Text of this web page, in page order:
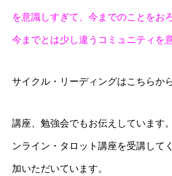
を意識しすぎて、今までのことをお
今までとは少し違うコミュニティを
サイクル・リーディングはこちらか
講座、勉強会でもお伝えしています
ンライン・タロット講座を受講して
加いただいています。